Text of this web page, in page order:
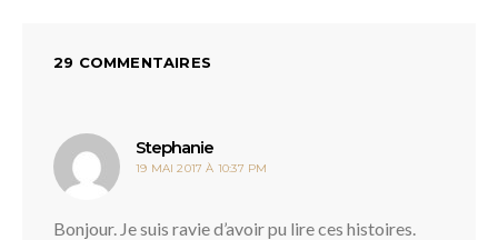
29 COMMENTAIRES
Stephanie
19 MAI 2017 À 10:37 PM
Bonjour. Je suis ravie d’avoir pu lire ces histoires.